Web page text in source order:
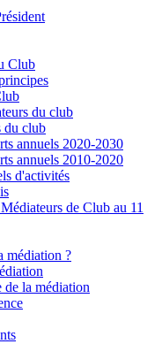
Club
du club
du club
annuels 2020-2030
annuels 2010-2020
d'activités
médiation ?
la médiation